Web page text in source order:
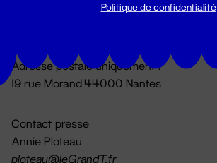
Du lundi au vendredi 14h → 18h
Adresse postale uniquement :
19 rue Morand 44000 Nantes
Contact presse
Annie Ploteau
ploteau@leGrandT.fr
Politique de confidentialité